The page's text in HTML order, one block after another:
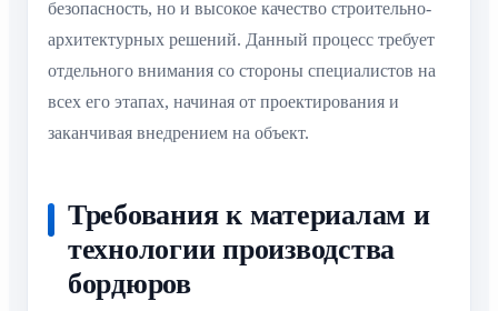
безопасность, но и высокое качество строительно-
архитектурных решений. Данный процесс требует
отдельного внимания со стороны специалистов на
всех его этапах, начиная от проектирования и
заканчивая внедрением на объект.
Требования к материалам и
технологии производства
бордюров